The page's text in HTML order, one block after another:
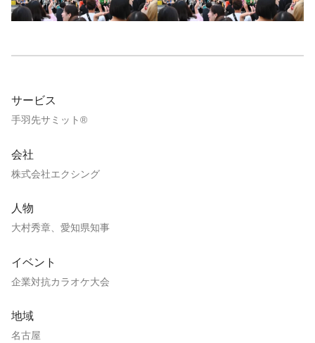
サービス
手羽先サミット®
会社
株式会社エクシング
人物
大村秀章、愛知県知事
イベント
企業対抗カラオケ大会
地域
名古屋